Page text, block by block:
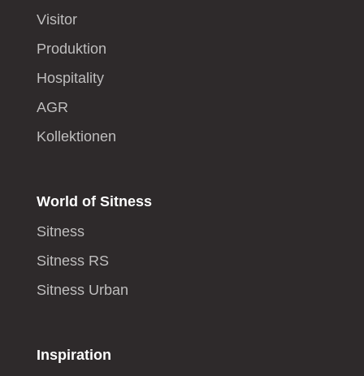
Visitor
Produktion
Hospitality
AGR
Kollektionen
World of Sitness
Sitness
Sitness RS
Sitness Urban
Inspiration